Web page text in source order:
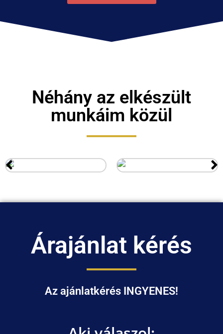
Néhány az elkészült
munkáim közül
Árajánlat kérés
Az ajánlatkérés INGYENES!